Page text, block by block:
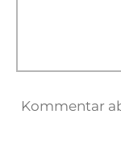
Kommentar